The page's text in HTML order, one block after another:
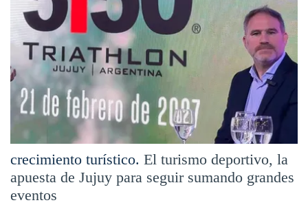
crecimiento turístico. El turismo deportivo, la
apuesta de Jujuy para seguir sumando grandes
eventos